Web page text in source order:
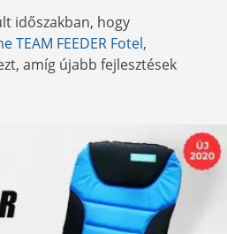
időszakban, hogy
TEAM FEEDER Fotel,
amíg újabb fejlesztések